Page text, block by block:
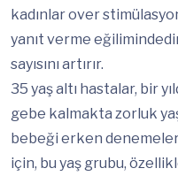
kadınlar over
yanıt verme
sayısını artırır.
35 yaş altı hastalar, bir
gebe kalmakta zorluk
bebeği erken
için, bu yaş grubu,